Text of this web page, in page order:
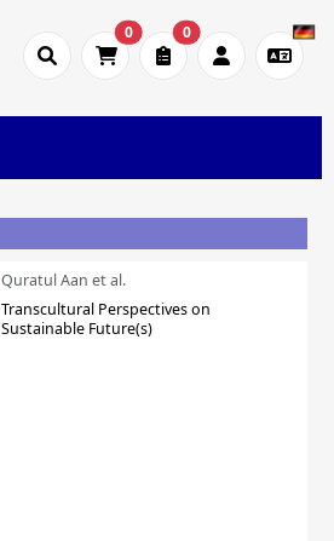
0 0
Quratul Aan et al.
Transcultural Perspectives on
Sustainable Future(s)